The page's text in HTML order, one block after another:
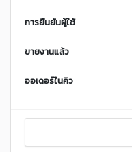
การยืนยันผู้ใช้
ขายงานแล้ว
ออเดอร์ในคิว